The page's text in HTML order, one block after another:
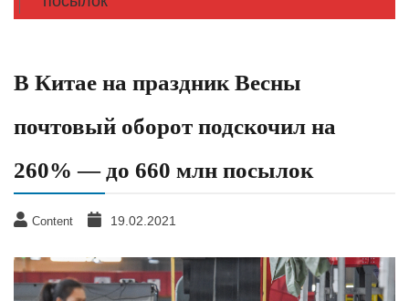
В Китае на праздник Весны
почтовый оборот подскочил на
260% — до 660 млн посылок
Content 19.02.2021